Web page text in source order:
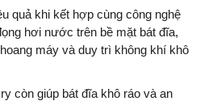
quả khi kết hợp cùng công nghệ
hơi nước trên bề mặt bát đĩa,
máy và duy trì không khí khô
còn giúp bát đĩa khô ráo và an